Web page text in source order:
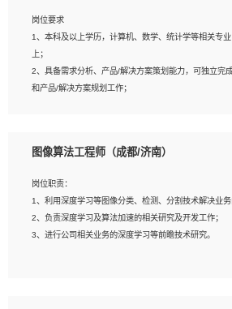
岗位要求：
1、全日制统招本科及以上学历，计算机相关专业毕业
2、具有扎实的java编程功底和良好的编码习惯，有分布
发经验和性能调优经验尤佳；熟悉JVM调优；掌握基础
平台、云产品功能特性，熟练使用相关平台的功能和了
研发管理流程建设经验；
种常用框架和技术Springboot、Shiro、springcloud等
常用脚本语言，较丰富的线上系统运维经验，复杂问题
岗位要求
1、本科及以上学历，计算机、数学、统计学等相关专
上；
2、具备需求分析、产品/解决方案策划能力，可独立完
和产品/解决方案规划工作；
相关的解决方案，包括视频分析、图像识别、NLP、
AI算法框架，对人脸识别、目标检测、图像识别、OCR
解。具有AI平台级产品/解决方案从业经验者优先。具有
6、具备良好的客户意识与沟通能力，善于学习思考、
执行力与抗压力强。
图像算法工程师（成都/济南）
岗位职责：
1、利用深度学习等图像分类、检测、分割技术解决业务
2、负责深度学习及算法加速的相关研究及开发工作；
3、进行公司相关业务的深度学习等前瞻技术研究。